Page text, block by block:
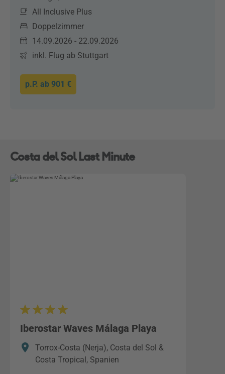
All Inclusive Plus
Doppelzimmer
14.09.2026 - 22.09.2026
inkl. Flug ab Stuttgart
p.P. ab 901 €
Costa del Sol Last Minute
Iberostar Waves Málaga Playa
Torrox-Costa (Nerja), Costa del Sol &
Costa Tropical, Spanien